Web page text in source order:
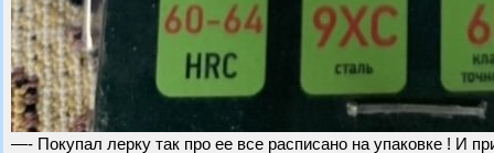
—- Покупал лерку так про ее все расписано на упаковке ! И